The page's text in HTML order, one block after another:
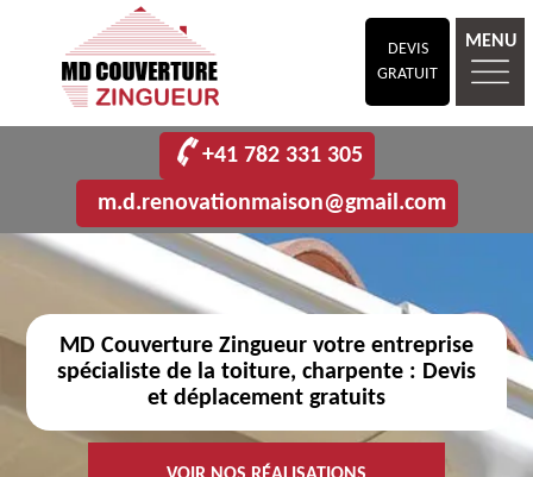
DEVIS
GRATUIT
MENU
+41 782 331 305
m.d.renovationmaison@gmail.com
MD Couverture Zingueur votre entreprise
spécialiste de la toiture, charpente : Devis
et déplacement gratuits